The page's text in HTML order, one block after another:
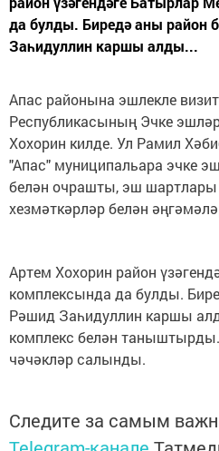
да булды. Биредә аны район
Заһидуллин каршы алды...
Апас районына эшлекле
Республикасының Эчке
Хохорин килде. Ул Рамил
"Апас" муниципальара эчке
белән очрашты, эш
хезмәткәрләр белән
Артем Хохорин район
комплексында да булды.
Рәшид Заһидуллин каршы
комплекс белән
чәчәкләр салынды.
Следите за самым